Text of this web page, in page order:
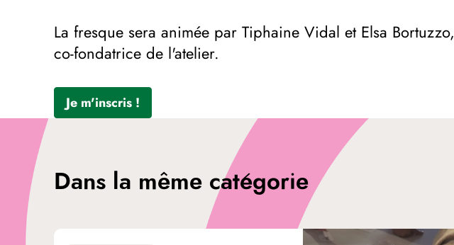
La fresque sera animée par Tiphaine Vidal et Elsa Bortuzzo,
co-fondatrice de l'atelier.
Je m'inscris !
Dans la même catégorie